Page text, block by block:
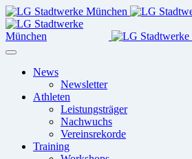
News
Newsletter
Athleten
Leistungsträger
Nachwuchs
Vereinsrekorde
Training